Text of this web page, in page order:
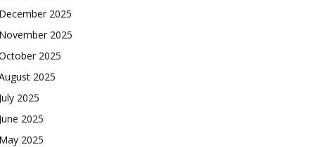
2025
2025
2025
2025
2025
2025
2025